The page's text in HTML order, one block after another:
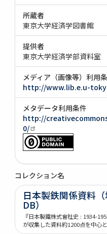
所蔵者
東京大学経済学図書館
提供者
東京大学経済学部資料室
メディア（画像等）利用
http://www.lib.e.u-
メタデータ利用条件
http://
0/
コレクション名
日本製鉄関係資料
DB）
『日本製鐵株式會社史 : 1934-
が収集した資料約1200点を中心